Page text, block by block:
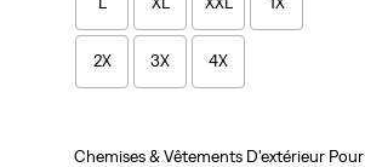
2X 3X 4X
Chemises & Vêtements D'extérieur Pour